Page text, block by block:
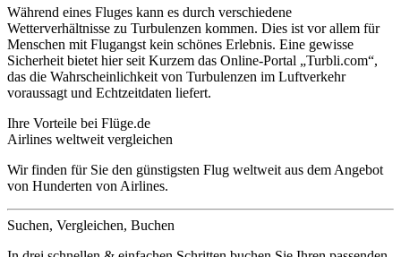
Während eines Fluges kann es durch verschiedene
Wetterverhältnisse zu Turbulenzen kommen. Dies ist vor allem für
Menschen mit Flugangst kein schönes Erlebnis. Eine gewisse
Sicherheit bietet hier seit Kurzem das Online-Portal „Turbli.com“,
das die Wahrscheinlichkeit von Turbulenzen im Luftverkehr
voraussagt und Echtzeitdaten liefert.
Ihre Vorteile bei Flüge.de
Airlines weltweit vergleichen
Wir finden für Sie den günstigsten Flug weltweit aus dem Angebot
von Hunderten von Airlines.
Suchen, Vergleichen, Buchen